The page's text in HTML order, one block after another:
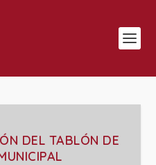
DEL TABLÓN DE